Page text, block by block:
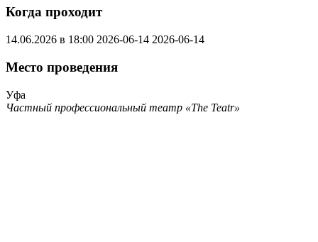
Когда проходит
14.06.2026 в 18:00 2026-06-14 2026-06-14
Место проведения
Уфа
Частный профессиональный театр «The Teatr»